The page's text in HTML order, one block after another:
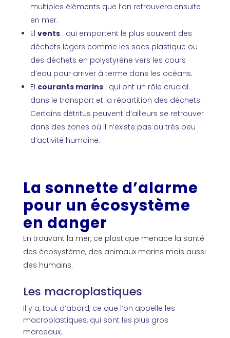
multiples éléments que l’on retrouvera ensuite
en mer.
El vents : qui emportent le plus souvent des
déchets légers comme les sacs plastique ou
des déchets en polystyrène vers les cours
d’eau pour arriver à terme dans les océans.
El courants marins : qui ont un rôle crucial
dans le transport et la répartition des déchets.
Certains détritus peuvent d’ailleurs se retrouver
dans des zones où il n’existe pas ou très peu
d’activité humaine.
La sonnette d’alarme
pour un écosystème
en danger
En trouvant la mer, ce plastique menace la santé
des écosystème, des animaux marins mais aussi
des humains.
Les macroplastiques
Il y a, tout d’abord, ce que l’on appelle les
macroplastiques, qui sont les plus gros
morceaux.